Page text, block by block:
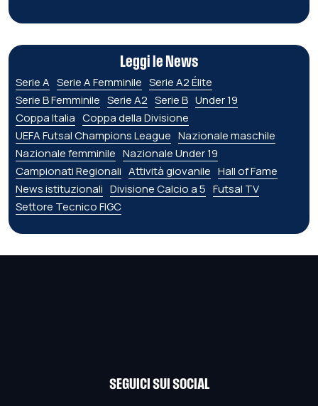
Leggi le News
Serie A Serie A Femminile Serie A2 Élite
Serie B Femminile Serie A2 Serie B Under 19
Coppa Italia Coppa della Divisione
UEFA Futsal Champions League Nazionale maschile
Nazionale femminile Nazionale Under 19
Campionati Regionali Attività giovanile Hall of Fame
News istituzionali Divisione Calcio a 5 Futsal TV
Settore Tecnico FIGC
SEGUICI SUI SOCIAL